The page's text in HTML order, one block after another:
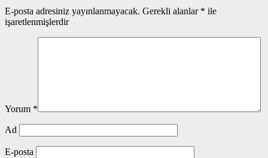
E-posta adresiniz yayınlanmayacak. Gerekli alanlar * ile
işaretlenmişlerdir
Yorum *
Ad
E-posta